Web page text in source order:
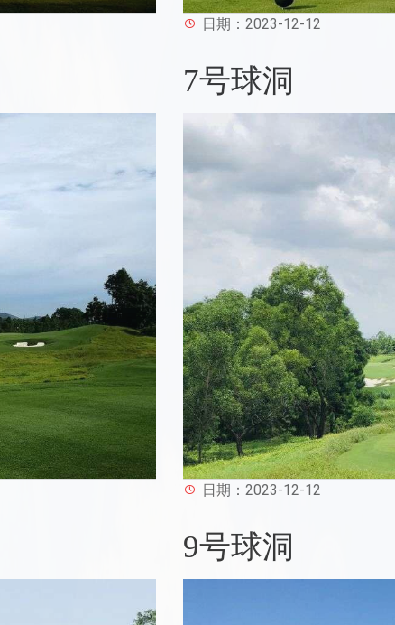
日期：2023-12-12
7号球洞
日期：2023-12-12
9号球洞